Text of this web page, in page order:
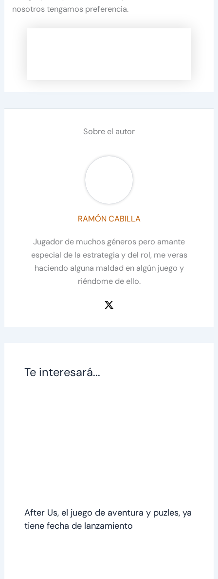
nosotros tengamos preferencia.
Sobre el autor
RAMÓN CABILLA
Jugador de muchos géneros pero amante
especial de la estrategia y del rol, me veras
haciendo alguna maldad en algún juego y
riéndome de ello.
Te interesará...
After Us, el juego de aventura y puzles, ya
tiene fecha de lanzamiento